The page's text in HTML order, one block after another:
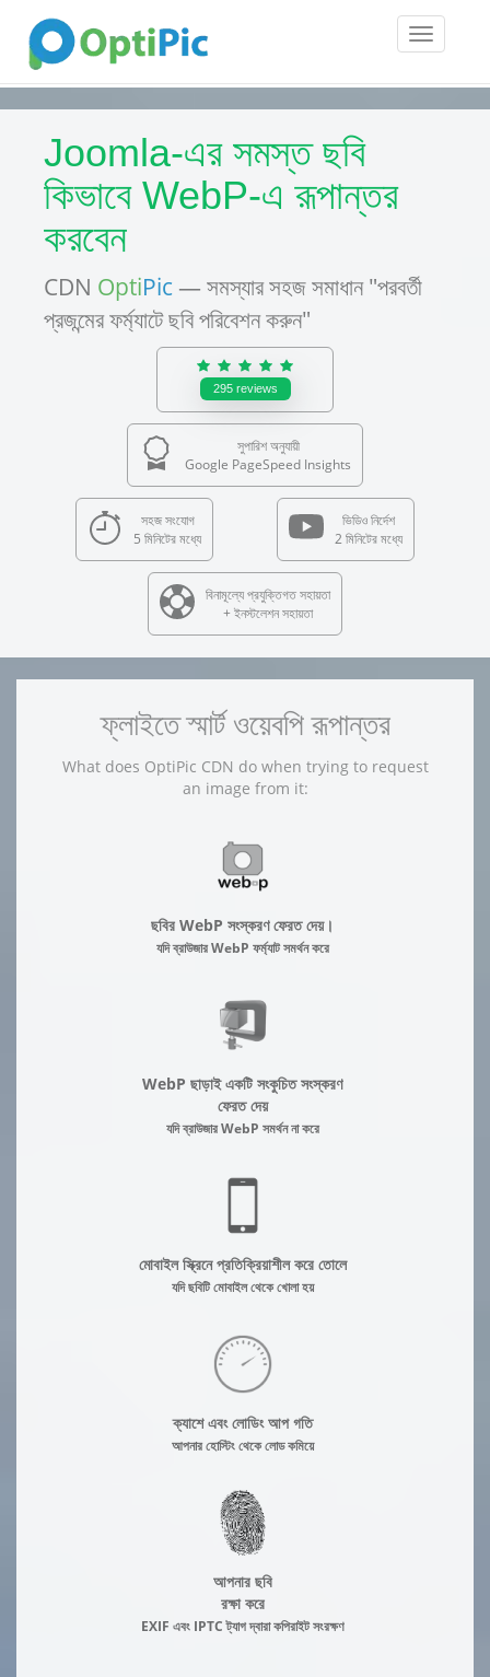
Toggle
Joomla-এর সমস্ত ছবি
কিভাবে WebP-এ রূপান্তর
করবেন
CDN OptiPic — সমস্যার সহজ সমাধান "পরবর্তী
প্রজন্মের ফর্ম্যাটে ছবি পরিবেশন করুন"
295 reviews
সুপারিশ অনুযায়ী
Google PageSpeed Insights
সহজ সংযোগ
5 মিনিটের মধ্যে
ভিডিও নির্দেশ
2 মিনিটের মধ্যে
বিনামূল্যে প্রযুক্তিগত সহায়তা
+ ইনস্টলেশন সহায়তা
ফ্লাইতে স্মার্ট ওয়েবপি রূপান্তর
What does OptiPic CDN do when trying to request
an image from it:
ছবির WebP সংস্করণ ফেরত দেয়।
যদি ব্রাউজার WebP ফর্ম্যাট সমর্থন করে
WebP ছাড়াই একটি সংকুচিত সংস্করণ
ফেরত দেয়
যদি ব্রাউজার WebP সমর্থন না করে
মোবাইল স্ক্রিনে প্রতিক্রিয়াশীল করে তোলে
যদি ছবিটি মোবাইল থেকে খোলা হয়
ক্যাশে এবং লোডিং আপ গতি
আপনার হোস্টিং থেকে লোড কমিয়ে
আপনার ছবি
রক্ষা করে
EXIF এবং IPTC ট্যাগ দ্বারা কপিরাইট সংরক্ষণ